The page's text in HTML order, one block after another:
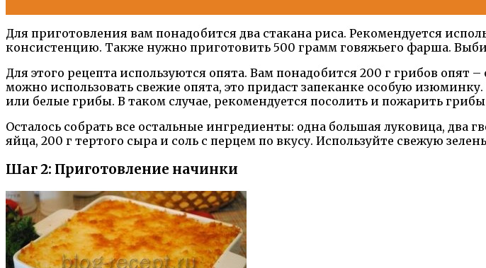
Для приготовления вам понадобится два стакана риса. Рекомендуется
консистенцию. Также нужно приготовить 500 грамм говяжьего фарша.
Для этого рецепта используются опята. Вам понадобится 200 г грибов опят
можно использовать свежие опята, это придаст запеканке особую
или белые грибы. В таком случае, рекомендуется посолить и пожарить
Осталось собрать все остальные ингредиенты: одна большая луковица, два
яйца, 200 г тертого сыра и соль с перцем по вкусу. Используйте свежую
Шаг 2: Приготовление начинки